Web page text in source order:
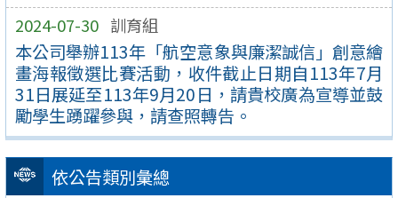
2024-07-30 訓育組
本公司舉辦113年「航空意象與廉潔誠信」創意繪
畫海報徵選比賽活動，收件截止日期自113年7月
31日展延至113年9月20日，請貴校廣為宣導並鼓
勵學生踴躍參與，請查照轉告。
依公告類別彙總